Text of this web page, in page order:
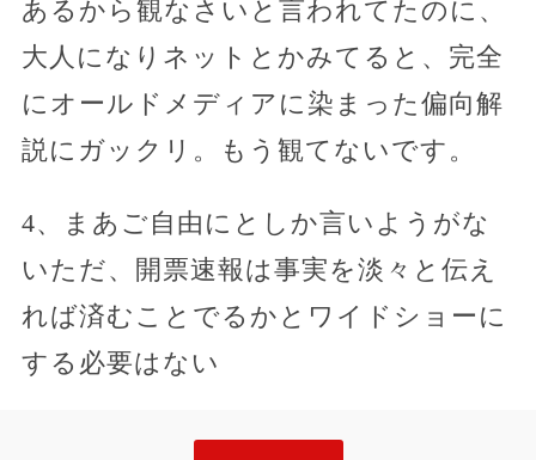
あるから観なさいと言われてたのに、
大人になりネットとかみてると、完全
にオールドメディアに染まった偏向解
説にガックリ。もう観てないです。
4、まあご自由にとしか言いようがな
いただ、開票速報は事実を淡々と伝え
れば済むことでるかとワイドショーに
する必要はない